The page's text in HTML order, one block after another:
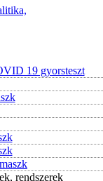
19 gyorsteszt
rendszerek